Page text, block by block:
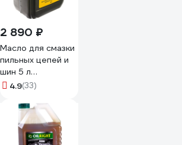
2 890 ₽
Масло для смазки
пильных цепей и
шин 5 л
CHAMPION
4.9(33)